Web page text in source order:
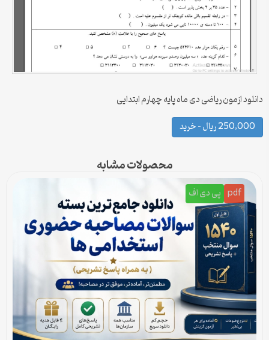
دانلود ازمون ریاضی دی ماه پایه چهارم ابتدایی
250,000 ریال – خرید
محصولات مشابه
pdf پی دی اف